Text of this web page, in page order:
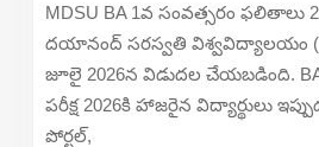
MDSU BA 1వ సంవత్సరం ఫలితాలు
దయానంద్ సరస్వతి విశ్వవిద్యాలయం
జూలై 2026న విడుదల చేయబడింది.
పరీక్ష 2026కి హాజరైన విద్యార్థులు
పోర్టల్,